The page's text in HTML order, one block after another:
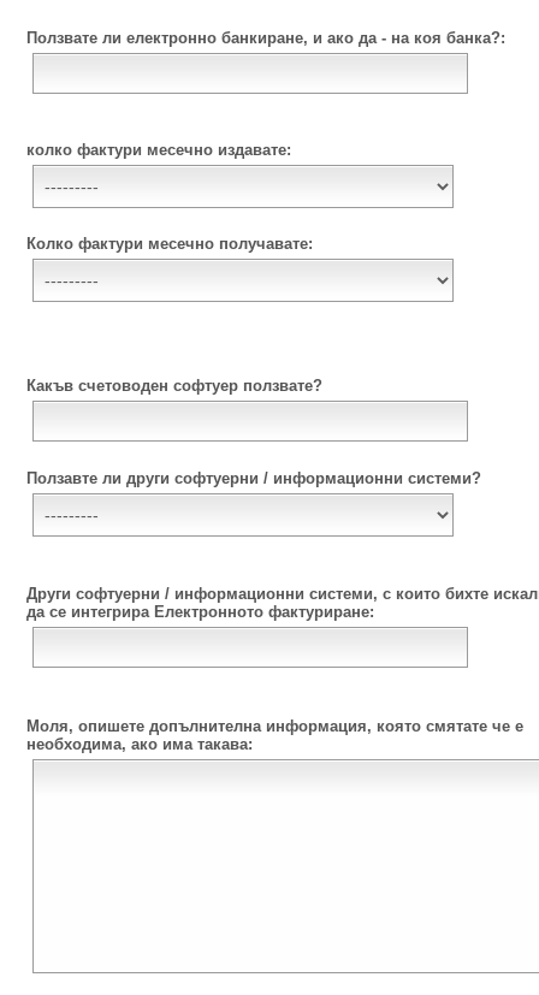
Ползвате ли електронно банкиране, и ако да - на коя банка?:
колко фактури месечно издавате:
Колко фактури месечно получавате:
Какъв счетоводен софтуер ползвате?
Ползавте ли други софтуерни / информационни системи?
Други софтуерни / информационни системи, с които бихте
да се интегрира Електронното фактуриране:
Моля, опишете допълнителна информация, която смятате че е
необходима, ако има такава: